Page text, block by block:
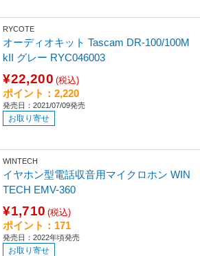
RYCOTE
オーディオキット Tascam DR-100/100M
kII グレー RYC046003
¥22,200 (税込)
ポイント：2,220
発売日：2021/07/09発売
お取り寄せ
WINTECH
イヤホン型電話収音用マイクロホン WIN
TECH EMV-360
¥1,710 (税込)
ポイント：171
発売日：2022年頃発売
お取り寄せ